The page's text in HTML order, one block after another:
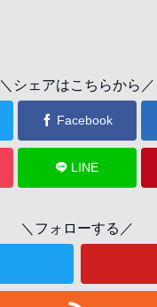
＼シェアはこちらから／
Facebook
LINE
＼フォローする／